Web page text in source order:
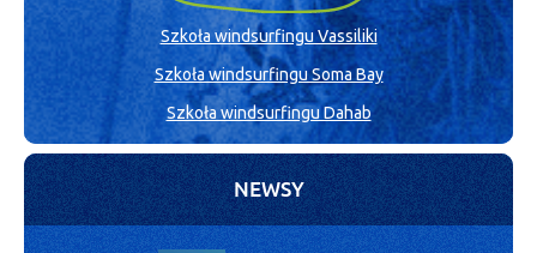
Szkoła windsurfingu Vassiliki
Szkoła windsurfingu Soma Bay
Szkoła windsurfingu Dahab
NEWSY